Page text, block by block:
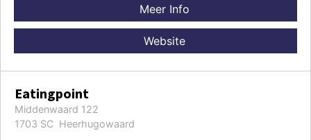
Meer Info
Website
Eatingpoint
Middenwaard 122
1703 SC Heerhugowaard